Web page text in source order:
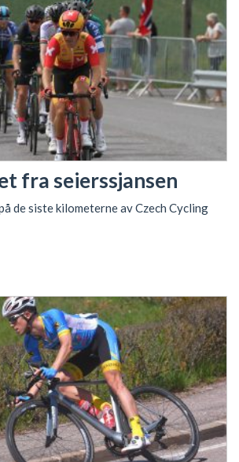
fra seierssjansen
de siste kilometerne av Czech Cycling